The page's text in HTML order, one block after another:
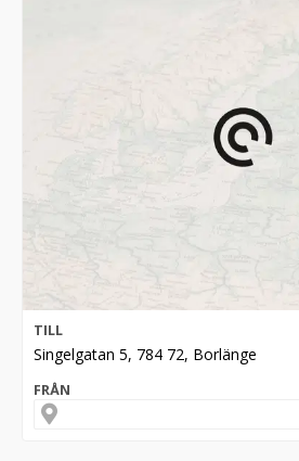
TILL
Singelgatan 5, 784 72, Borlänge
FRÅN